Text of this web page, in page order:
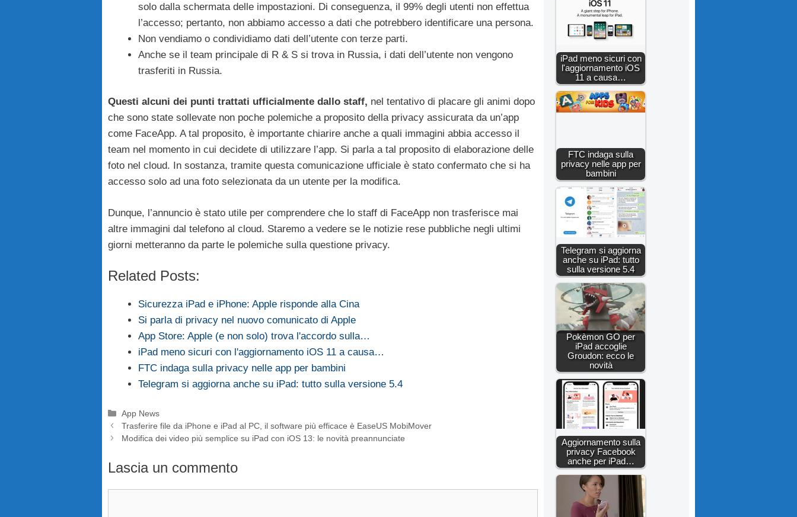
solo dalla schermata delle impostazioni. Di conseguenza, il 99% degli utenti non effettua
l’accesso; pertanto, non abbiamo accesso a dati che potrebbero identificare una persona.
Non vendiamo o condividiamo dati dell’utente con terze parti.
Anche se il team principale di R & S si trova in Russia, i dati dell’utente non vengono
trasferiti in Russia.
Questi alcuni dei punti trattati ufficialmente dallo staff, nel tentativo di placare gli animi dopo
che sono state sollevate non poche polemiche a proposito della privacy assicurata da un’app
come FaceApp. A tal proposito, è importante chiarire anche a quali immagini abbia accesso il
team nel momento in cui decidete di utilizzare l’app. Si parla a tal proposito di elaborazione delle
foto nel cloud. In sostanza, tramite questa comunicazione ufficiale è stato confermato che si ha
accesso solo ad una foto selezionata da un utente per la modifica.
Dunque, l’annuncio è stato utile per comprendere che lo staff di FaceApp non trasferisce mai
altre immagini dal telefono al cloud. Staremo a vedere se le notizie rese pubbliche negli ultimi
giorni metteranno da parte le polemiche sulla questione privacy.
Related Posts:
Sicurezza iPad e iPhone: Apple risponde alla Cina
Si parla di privacy nel nuovo comunicato di Apple
App Store: Apple (e non solo) trova l'accordo sulla…
iPad meno sicuri con l'aggiornamento iOS 11 a causa…
FTC indaga sulla privacy nelle app per bambini
Telegram si aggiorna anche su iPad: tutto sulla versione 5.4
Categorie
App News
Trasferire file da iPhone e iPad al PC, il software più efficace è EaseUS MobiMover
Modifica dei video più semplice su iPad con iOS 13: le novità preannunciate
Lascia un commento
iPad meno sicuri con
l'aggiornamento iOS
11 a causa…
FTC indaga sulla
privacy nelle app per
bambini
Telegram si aggiorna
anche su iPad: tutto
sulla versione 5.4
Pokèmon GO per
iPad accoglie
Groudon: ecco le
novità
Aggiornamento sulla
privacy Facebook
anche per iPad…